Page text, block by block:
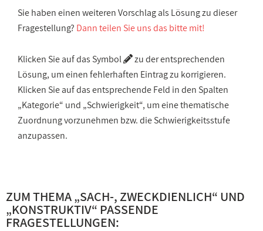
Sie haben einen weiteren Vorschlag als Lösung zu dieser
Fragestellung? Dann teilen Sie uns das bitte mit!
Klicken Sie auf das Symbol
zu der entsprechenden
Lösung, um einen fehlerhaften Eintrag zu korrigieren.
Klicken Sie auf das entsprechende Feld in den Spalten
„Kategorie“ und „Schwierigkeit“, um eine thematische
Zuordnung vorzunehmen bzw. die Schwierigkeitsstufe
anzupassen.
ZUM THEMA „SACH-, ZWECKDIENLICH“ UND
„KONSTRUKTIV“ PASSENDE
FRAGESTELLUNGEN: